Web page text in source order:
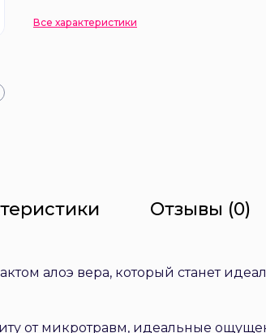
Все характеристики
Отзывы (0)
алоэ вера, который станет
от микротравм, идеальные